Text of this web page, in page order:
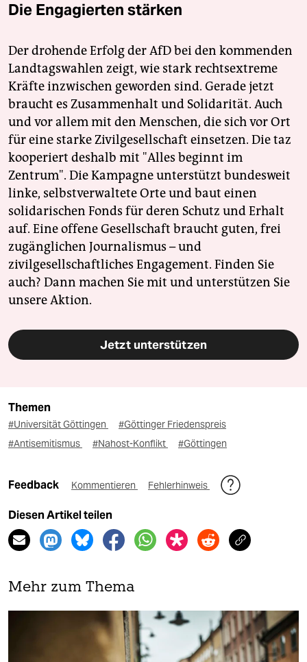
Die Engagierten stärken
Der drohende Erfolg der AfD bei den kommenden
Landtagswahlen zeigt, wie stark rechtsextreme
Kräfte inzwischen geworden sind. Gerade jetzt
braucht es Zusammenhalt und Solidarität. Auch
und vor allem mit den Menschen, die sich vor Ort
für eine starke Zivilgesellschaft einsetzen. Die taz
kooperiert deshalb mit "Alles beginnt im
Zentrum". Die Kampagne unterstützt bundesweit
linke, selbstverwaltete Orte und baut einen
solidarischen Fonds für deren Schutz und Erhalt
auf. Eine offene Gesellschaft braucht guten, frei
zugänglichen Journalismus – und
zivilgesellschaftliches Engagement. Finden Sie
auch? Dann machen Sie mit und unterstützen Sie
unsere Aktion.
Jetzt unterstützen
Themen
#Universität Göttingen
#Göttinger Friedenspreis
#Antisemitismus
#Nahost-Konflikt #Göttingen
Feedback Kommentieren Fehlerhinweis
Diesen Artikel teilen
Mehr zum Thema